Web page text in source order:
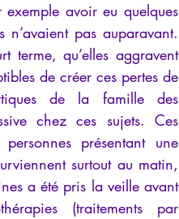
avoir eu quelques
pas auparavant.
terme, qu’elles aggravent
de créer ces pertes de
de la famille des
chez ces sujets. Ces
présentant une
surtout au matin,
a été pris la veille avant
(traitements par